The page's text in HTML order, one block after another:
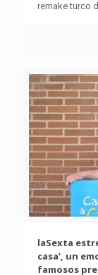
remake turco
laSexta
casa’, un
famosos